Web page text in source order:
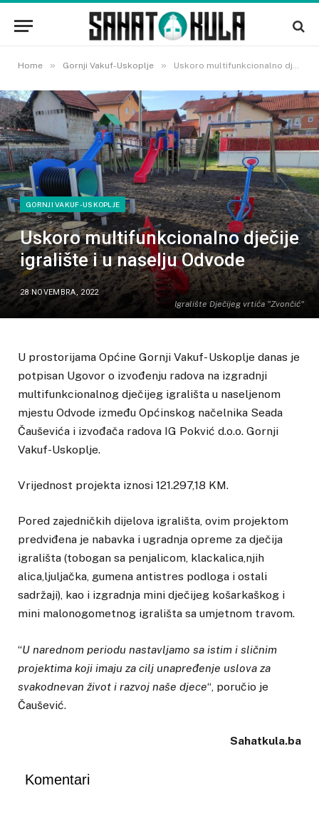
Home » Gornji Vakuf-Uskoplje » Uskoro multifunkcionalno dječije igralište i u naselju Odvode
Igralište Dječijeg vrtića "Zvončić"
GORNJI VAKUF-USKOPLJE
Uskoro multifunkcionalno dječije
igralište i u naselju Odvode
28 NOVEMBRA, 2022
U prostorijama Općine Gornji Vakuf- Uskoplje danas je
potpisan Ugovor o izvođenju radova na izgradnji
multifunkcionalnog dječijeg igrališta u naseljenom
mjestu Odvode između Općinskog načelnika Seada
Čauševića i izvođača radova IG Pokvić d.o.o. Gornji
Vakuf-Uskoplje.
Vrijednost projekta iznosi 121.297,18 KM.
Pored zajedničkih dijelova igrališta, ovim projektom
predviđena je nabavka i ugradnja opreme za dječija
igrališta (tobogan sa penjalicom, klackalica,njih
alica,ljuljačka, gumena antistres podloga i ostali
sadržaji), kao i izgradnja mini dječijeg košarkaškog i
mini malonogometnog igrališta sa umjetnom travom.
“U narednom periodu nastavljamo sa istim i sličnim
projektima koji imaju za cilj unapređenje uslova za
svakodnevan život i razvoj naše djece“, poručio je
Čaušević.
Sahatkula.ba
Komentari